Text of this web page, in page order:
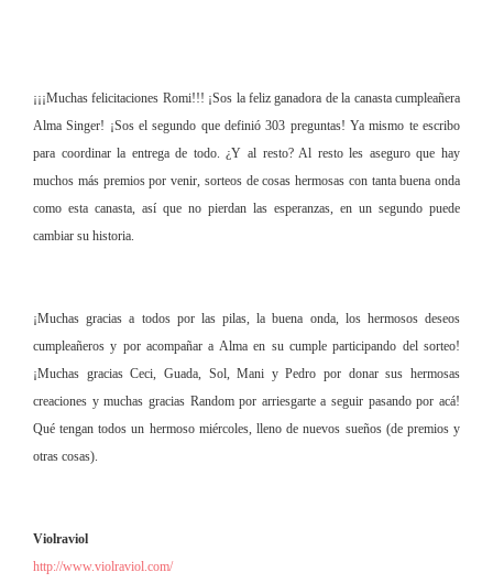
¡¡¡Muchas felicitaciones Romi!!! ¡Sos la feliz ganadora de la canasta cumpleañera
Alma Singer! ¡Sos el segundo que definió 303 preguntas! Ya mismo te escribo
para coordinar la entrega de todo. ¿Y al resto? Al resto les aseguro que hay
muchos más premios por venir, sorteos de cosas hermosas con tanta buena onda
como esta canasta, así que no pierdan las esperanzas, en un segundo puede
cambiar su historia.
¡Muchas gracias a todos por las pilas, la buena onda, los hermosos deseos
cumpleañeros y por acompañar a Alma en su cumple participando del sorteo!
¡Muchas gracias Ceci, Guada, Sol, Mani y Pedro por donar sus hermosas
creaciones y muchas gracias Random por arriesgarte a seguir pasando por acá!
Qué tengan todos un hermoso miércoles, lleno de nuevos sueños (de premios y
otras cosas).
Violraviol
http://www.violraviol.com/